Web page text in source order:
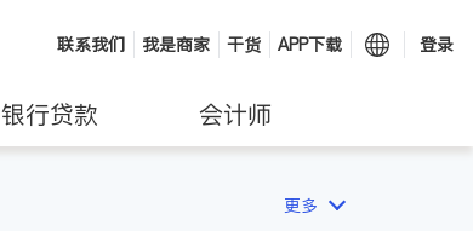
联系我们 我是商家 干货 APP下载 登录
银行贷款 会计师
更多